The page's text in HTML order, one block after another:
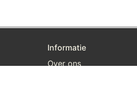
Informatie
Over ons